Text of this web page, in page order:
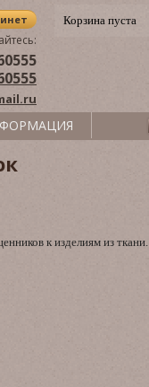
к изделиям из ткани.
Корзина пуста